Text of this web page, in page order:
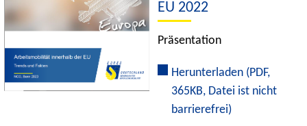
EU 2022
Präsentation
Herunterladen (PDF,
365KB, Datei ist nicht
barrierefrei)